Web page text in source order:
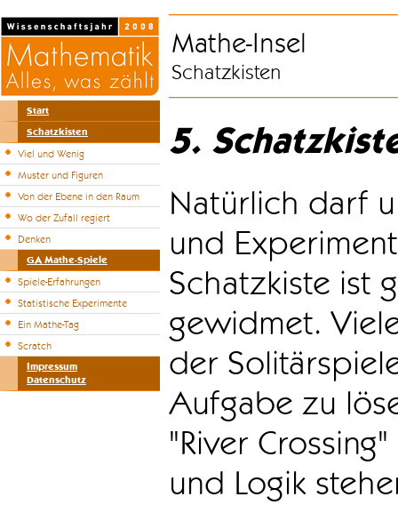
Start
Schatzkisten
Viel und Wenig
Muster und Figuren
Von der Ebene in den Raum
Wo der Zufall regiert
Denken
GA Mathe-Spiele
Spiele-Erfahrungen
Statistische Experimente
Ein Mathe-Tag
Scratch
Impressum
Datenschutz
Mathe-Insel
Schatzkisten
5.
Natürlich darf
und
Schatzkiste ist
gewidmet.
der
Aufgabe zu
"River
und Logik